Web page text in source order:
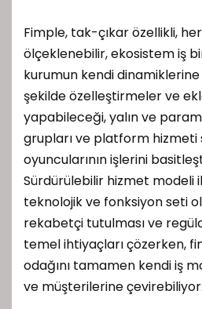
Fimple, tak-çıkar özellikli,
ölçeklenebilir, ekosistem iş
kurumun kendi dinamiklerine
şekilde özelleştirmeler ve
yapabileceği, yalın ve
grupları ve platform
oyuncularının işlerini
Sürdürülebilir hizmet modeli
teknolojik ve fonksiyon seti
rekabetçi tutulması ve
temel ihtiyaçları çözerken,
odağını tamamen kendi iş
ve müşterilerine çevirebiliyor.